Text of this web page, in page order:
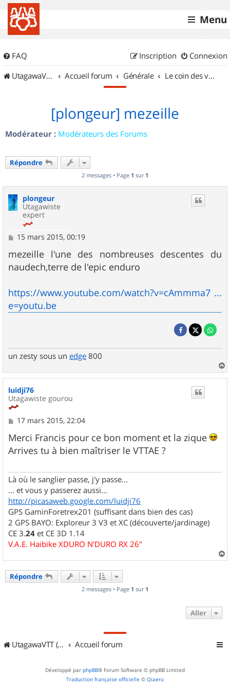
Menu
FAQ Connexion
Inscription
UtagawaVTT (Randos VTT et VTTAE avec traces GPS)
Accueil forum Générale Le coin des vidéastes
[plongeur] mezeille
Modérateur : Modérateurs des Forums
Répondre
2 messages • Page 1 sur 1
plongeur
Utagawiste
expert
M
s
s
a
15 mars 2015, 00:19
mezeille l'une des nombreuses descentes du
naudech,terre de l'epic enduro
https://www.youtube.com/watch?v=cAmmma7 ...
e=youtu.be
un zesty sous un edge 800
a
u
luidji76
Utagawiste gourou
M
s
s
a
17 mars 2015, 22:04
Merci Francis pour ce bon moment et la zique
Arrives tu à bien maîtriser le VTTAE ?
Là où le sanglier passe, j'y passe...
... et vous y passerez aussi...
http://picasaweb.google.com/luidji76
GPS GaminForetrex201 (suffisant dans bien des cas)
2 GPS BAYO: Exploreur 3 V3 et XC (découverte/jardinage)
CE 3.24 et CE 3D 1.14
V.A.E. Haibike XDURO N'DURO RX 26"
a
Répondre
2 messages • Page 1 sur 1
Aller
UtagawaVTT (Randos VTT et VTTAE avec traces GPS) Accueil forum
Développé par phpBB® Forum Software © phpBB Limited
Traduction française officielle © Qiaeru